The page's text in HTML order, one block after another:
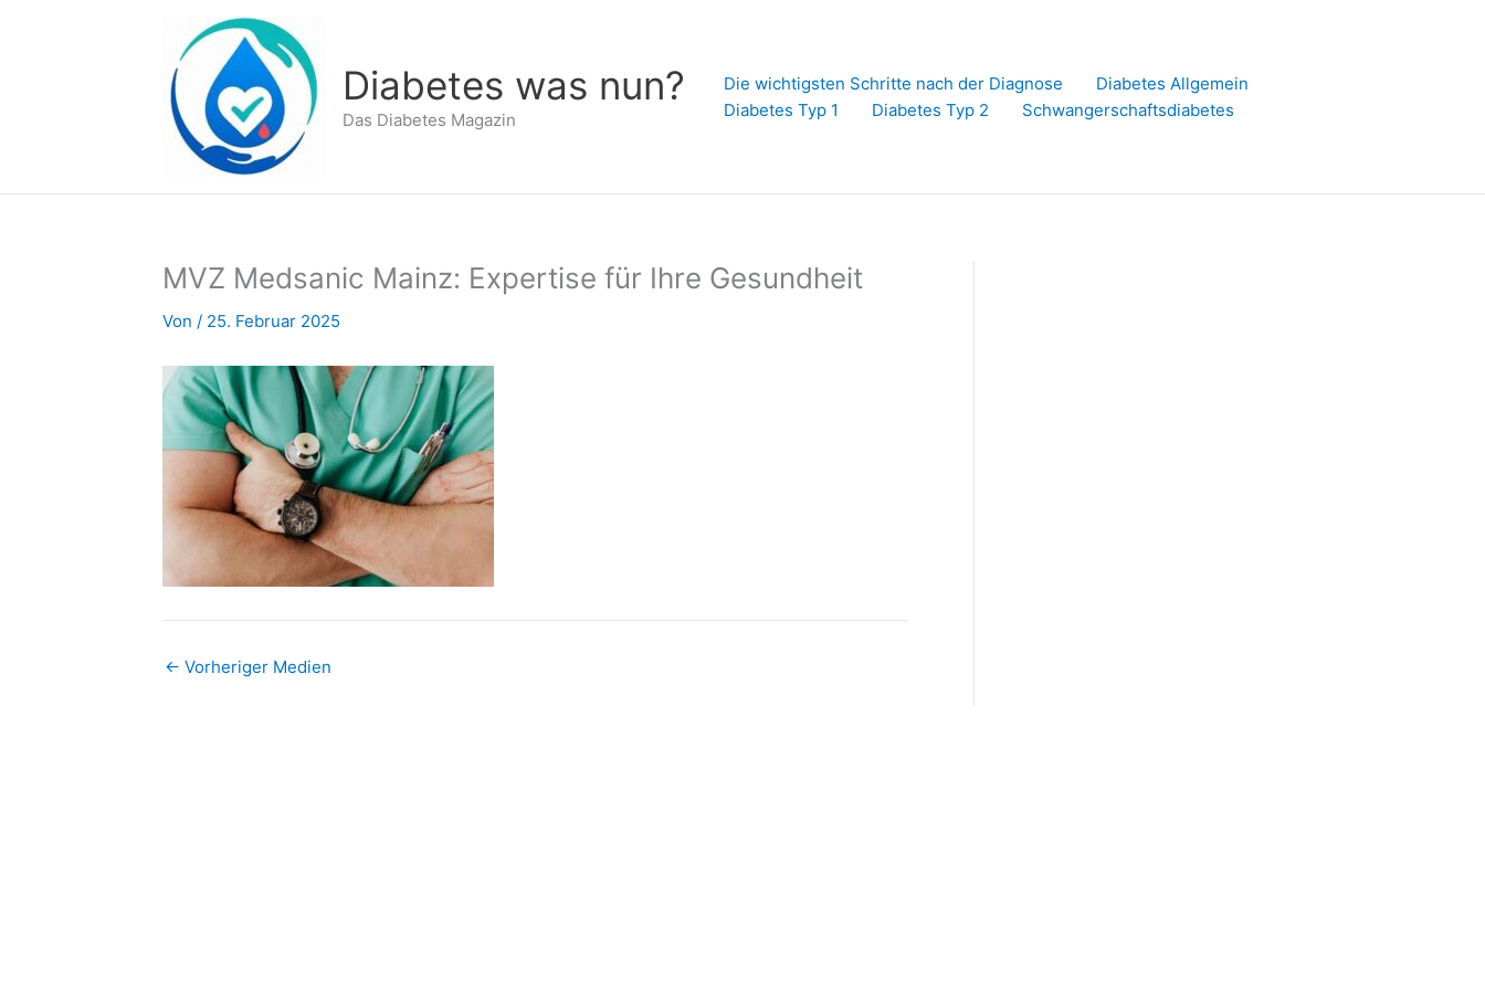
Diabetes was nun?
Das Diabetes Magazin
Die wichtigsten Schritte nach der Diagnose
Diabetes Allgemein
Diabetes Typ 1
Diabetes Typ 2 Schwangerschaftsdiabetes
MVZ Medsanic Mainz: Expertise für Ihre Gesundheit
Von / 25. Februar 2025
← Vorheriger Medien